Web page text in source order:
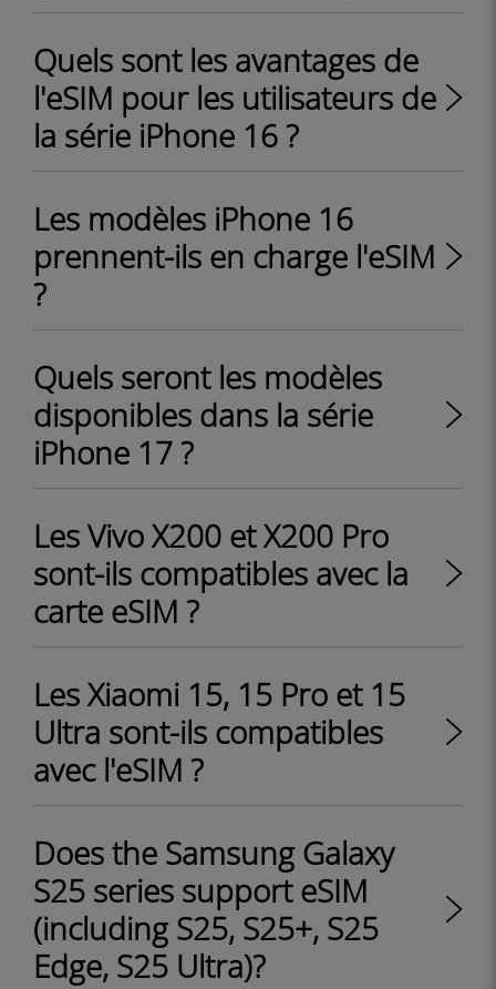
Quels sont les avantages de
l'eSIM pour les utilisateurs de
la série iPhone 16 ?
Les modèles iPhone 16
prennent-ils en charge l'eSIM
?
Quels seront les modèles
disponibles dans la série
iPhone 17 ?
Les Vivo X200 et X200 Pro
sont-ils compatibles avec la
carte eSIM ?
Les Xiaomi 15, 15 Pro et 15
Ultra sont-ils compatibles
avec l'eSIM ?
Does the Samsung Galaxy
S25 series support eSIM
(including S25, S25+, S25
Edge, S25 Ultra)?